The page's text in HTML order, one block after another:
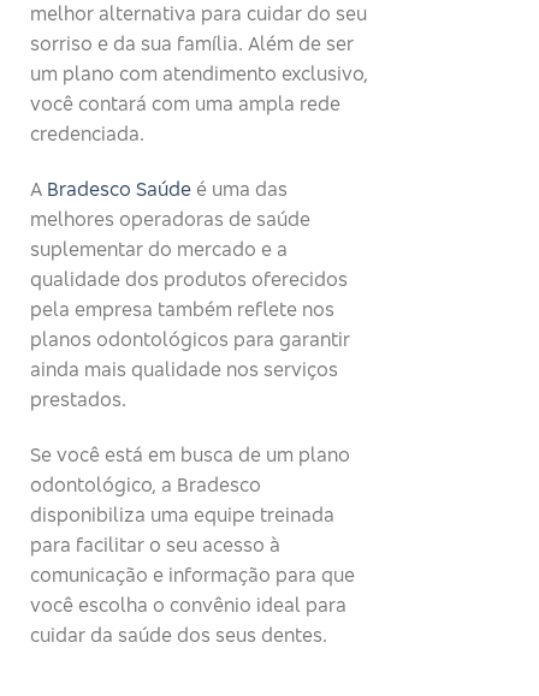
melhor alternativa para cuidar do seu
sorriso e da sua família. Além de ser
um plano com atendimento exclusivo,
você contará com uma ampla rede
credenciada.
A Bradesco Saúde é uma das
melhores operadoras de saúde
suplementar do mercado e a
qualidade dos produtos oferecidos
pela empresa também reflete nos
planos odontológicos para garantir
ainda mais qualidade nos serviços
prestados.
Se você está em busca de um plano
odontológico, a Bradesco
disponibiliza uma equipe treinada
para facilitar o seu acesso à
comunicação e informação para que
você escolha o convênio ideal para
cuidar da saúde dos seus dentes.